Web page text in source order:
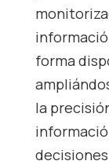
forma
la